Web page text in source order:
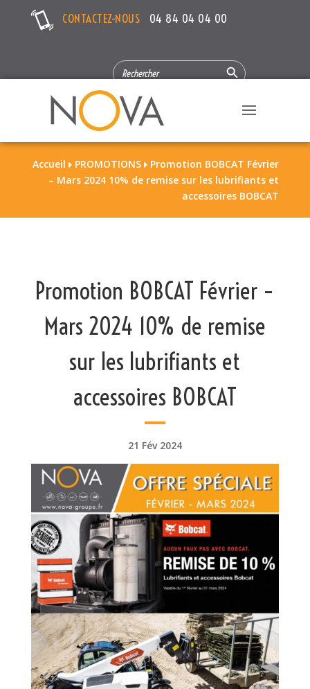
CONTACTEZ-NOUS 04 84 04 04 00
SEARCH
FOR:
Search Button
Accueil  PROMOTIONS  Promotion BOBCAT Février
– Mars 2024 10% de remise sur les lubrifiants et
accessoires BOBCAT
Promotion BOBCAT Février –
Mars 2024 10% de remise
sur les lubrifiants et
accessoires BOBCAT
21 Fév 2024